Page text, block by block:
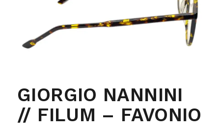
GIORGIO NANNINI
// FILUM – FAVONIO